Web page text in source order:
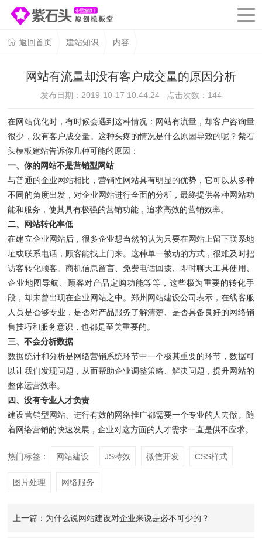
返回首页 建站知识 内容
网站有流量却没有客户成交量的原因分析
发布日期：2019-10-17 10:44:24 点击次数： 144
在网站优化时，有时候会遇到这种情况：网站有流量，却客户咨询量
很少，没有客户成交量。这种头疼的情况是什么原因导致的呢？紫石
头模板建站告诉你几种可能的原因：
一、你的网站不是营销型网站
与普通的企业网站相比，营销性网站具有明显的优势，它可以从多种
不同的角度出发，对企业网站进行全面的分析，最终提供各种网站功
能和服务，使其具有极强的营销功能，追求高效的营销效率。
二、网站转化率低
在建立企业网站后，很多企业想当然的认为只要在网站上留下联系地
址或联系电话，顾客能找上门来。这种单一被动的方式，很难及时把
访客转化顾客。商机信息留言、免费电话回拨、即时聊天工具使用、
企业地图导航、顾客对产品定购功能等等，这些极为重要的转化手
段，却未曾出现在企业网站之中。郑州网站建设公司表示，在线客服
人员是否够专业，是否对产品服务了解清楚、是否具备良好的网络销
售技巧和服务意识，也都是至关重要的。
三、不会分析数据
数据统计和分析是网络营销系统环节中一个极其重要的环节，数据可
以让我们发现问题，从而帮助企业调整策略、解决问题，提升网站的
整体运营效率。
四、没有专业人才负责
建设营销型网站、进行有效的网络推广都需要一个专业的人去做。随
着网络营销的快速发展，企业对这方面的人才需求一直是供不应求。
热门标签： 网站建设 JS特效 微信开发 CSS样式
图片处理 网络服务
上一篇：为什么说网站建设对企业来说是必不可少的？